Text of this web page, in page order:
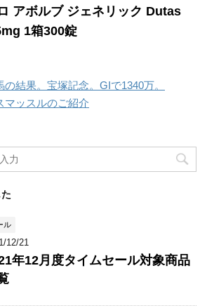
アボルブ ジェネリック Dutas
1箱300錠
の結果。宝塚記念。GIで1340万。
マッスルのご紹介
ル
12/21
年12月度タイムセール対象商品